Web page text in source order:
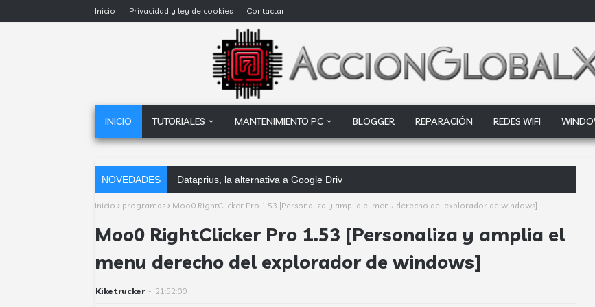
Inicio Privacidad y ley de cookies Contactar
INICIO TUTORIALES MANTENIMIENTO PC BLOGGER REPARACIÓN REDES WIFI
NOVEDADES Dataprius, la alternativa a Google Drive y Dropbox que las empresas deberí
Inicio programas Moo0 RightClicker Pro 1.53 [Personaliza y amplia el menu derecho del explorador de windows]
Moo0 RightClicker Pro 1.53 [Personaliza y amplia el
menu derecho del explorador de windows]
Kiketrucker - 21:52:00